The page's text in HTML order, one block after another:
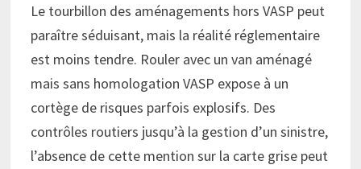
Le tourbillon des aménagements hors VASP peut
paraître séduisant, mais la réalité réglementaire
est moins tendre. Rouler avec un van aménagé
mais sans homologation VASP expose à un
cortège de risques parfois explosifs. Des
contrôles routiers jusqu’à la gestion d’un sinistre,
l’absence de cette mention sur la carte grise peut